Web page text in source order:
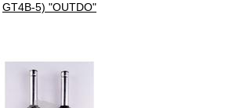
GT4B-5) "OUTDO"